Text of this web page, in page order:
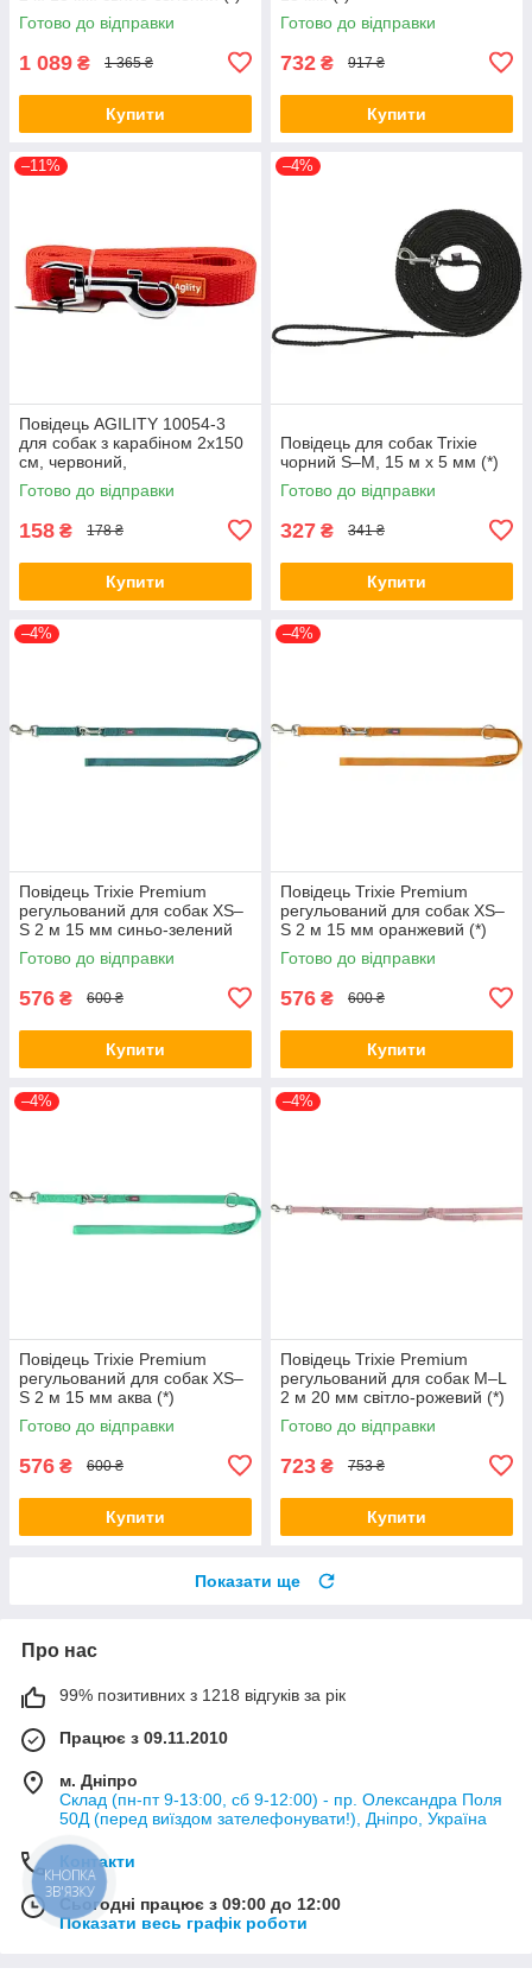
Готово до відправки
1 089 ₴ 1 365 ₴
Купити
Готово до відправки
732 ₴ 917 ₴
Купити
–11%
Повідець AGILITY 10054-3
для собак з карабіном 2х150
см, червоний,
4823101316971
Готово до відправки
158 ₴ 178 ₴
Купити
–4%
Повідець для собак Trixie
чорний S–M, 15 м х 5 мм (*)
Готово до відправки
327 ₴ 341 ₴
Купити
–4%
Повідець Trixie Premium
регульований для собак XS–
S 2 м 15 мм синьо-зелений
(*)
Готово до відправки
576 ₴ 600 ₴
Купити
–4%
Повідець Trixie Premium
регульований для собак XS–
S 2 м 15 мм оранжевий (*)
Готово до відправки
576 ₴ 600 ₴
Купити
–4%
Повідець Trixie Premium
регульований для собак XS–
S 2 м 15 мм аква (*)
Готово до відправки
576 ₴ 600 ₴
Купити
–4%
Повідець Trixie Premium
регульований для собак M–L
2 м 20 мм світло-рожевий (*)
Готово до відправки
723 ₴ 753 ₴
Купити
Показати ще
Про нас
99% позитивних з 1218 відгуків за рік
Працює з 09.11.2010
м. Дніпро
Склад (пн-пт 9-13:00, сб 9-12:00) - пр. Олександра Поля
50Д (перед виїздом зателефонувати!), Дніпро, Україна
Контакти
Сьогодні працює з 09:00 до 12:00
Показати весь графік роботи
КНОПКА
ЗВ'ЯЗКУ